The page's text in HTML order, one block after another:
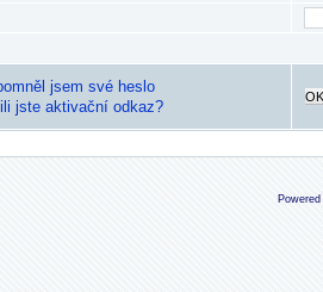
jsem své heslo
jste aktivační odkaz?
OK